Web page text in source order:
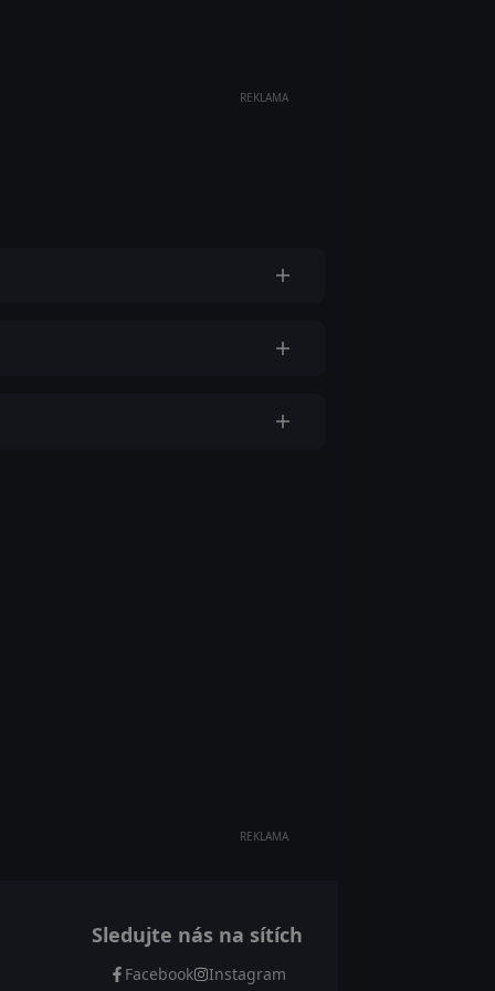
REKLAMA
REKLAMA
Sledujte nás na sítích
Facebook Instagram